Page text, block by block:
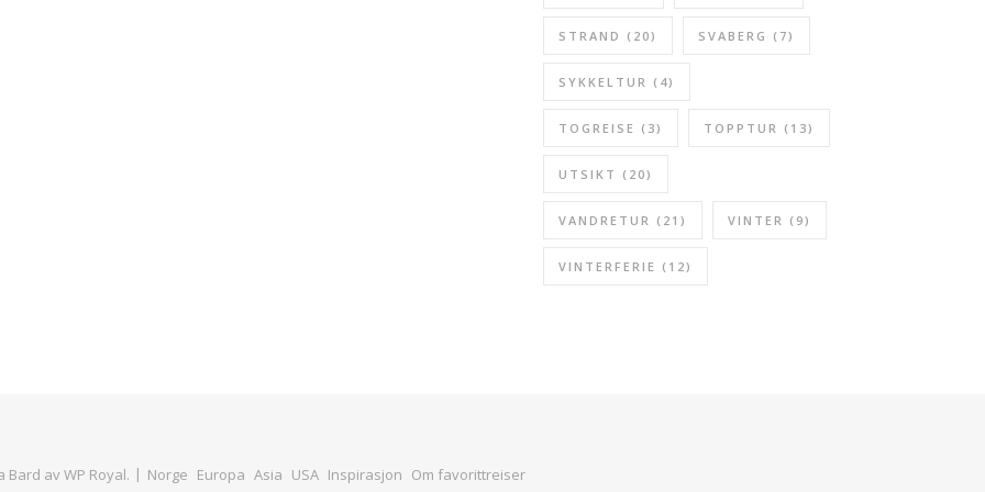
STRAND (20) SVABERG (7)
SYKKELTUR (4)
TOGREISE (3) TOPPTUR (13)
UTSIKT (20)
VANDRETUR (21) VINTER (9)
VINTERFERIE (12)
Bard avWP Royal. Norge Europa Asia USA Inspirasjon Om favorittreiser